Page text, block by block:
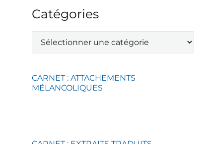
Catégories
t
g
o
CARNET : ATTACHEMENTS
MÉLANCOLIQUES